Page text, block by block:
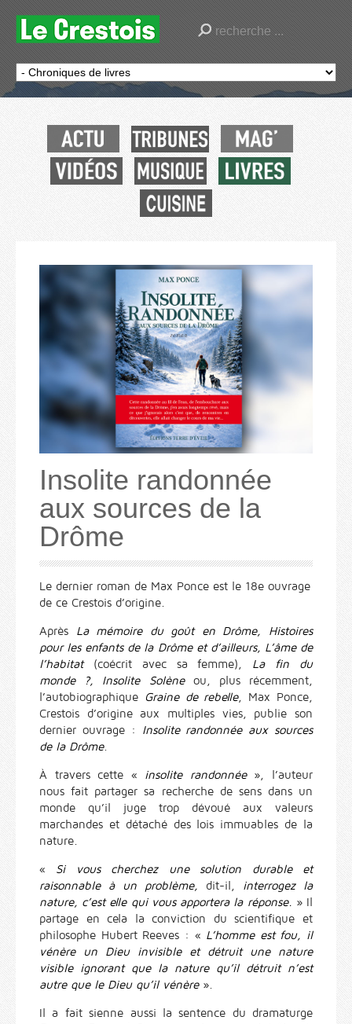
Insolite randonnée
aux sources de la
Drôme
Le dernier roman de Max Ponce est le 18e ouvrage
de ce Crestois d’origine.
Après La mémoire du goût en Drôme, Histoires
pour les enfants de la Drôme et d’ailleurs, L’âme de
l’habitat(coécrit avec sa femme), La fin du
monde ?, Insolite Solèneou, plus récemment,
l’autobiographique
Graine de rebelle, Max Ponce,
Crestois d’origine aux multiples vies, publie son
dernier ouvrage : Insolite randonnée aux sources
de la Drôme.
À travers cette « insolite randonnée », l’auteur
nous fait partager sa recherche de sens dans un
monde qu’il juge trop dévoué aux valeurs
marchandes et détaché des lois immuables de la
nature.
« Si vous cherchez une solution durable et
raisonnable à un problème, dit-il,
interrogez la
nature, c’est elle qui vous apportera la réponse. » Il
partage en cela la conviction du scientifique et
philosophe Hubert Reeves : « L’homme est fou, il
vénère un Dieu invisible et détruit une nature
visible ignorant que la nature qu’il détruit n’est
autre que le Dieu qu’il vénère ».
Il a fait sienne aussi la sentence du dramaturge